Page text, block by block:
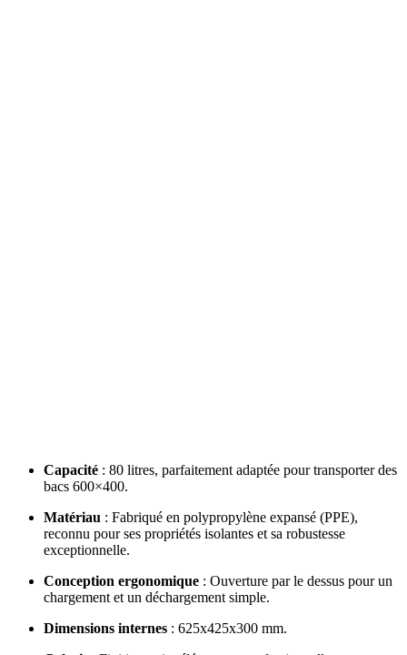
Capacité : 80 litres, parfaitement adaptée pour transporter des
bacs 600×400.
Matériau : Fabriqué en polypropylène expansé (PPE),
reconnu pour ses propriétés isolantes et sa robustesse
exceptionnelle.
Conception ergonomique : Ouverture par le dessus pour un
chargement et un déchargement simple.
Dimensions internes : 625x425x300 mm.